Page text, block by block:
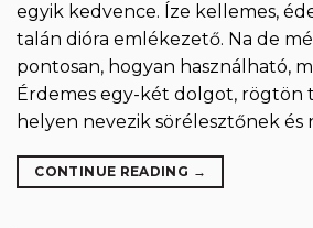
egyik kedvence. Íze kellemes,
talán dióra emlékezető. Na de
pontosan, hogyan használható,
Érdemes egy-két dolgot, rögtön
helyen nevezik sörélesztőnek és
CONTINUE READING →